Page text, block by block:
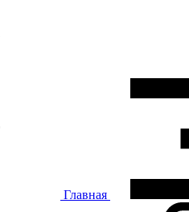
Главная